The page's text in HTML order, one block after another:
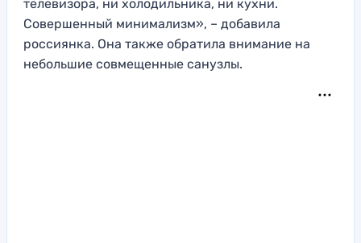
телевизора, ни холодильника, ни кухни.
Совершенный минимализм», – добавила
россиянка. Она также обратила внимание на
небольшие совмещенные санузлы.